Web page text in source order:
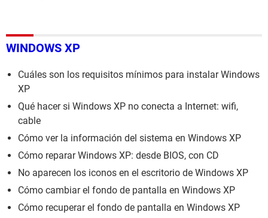
WINDOWS XP
Cuáles son los requisitos mínimos para instalar Windows
XP
Qué hacer si Windows XP no conecta a Internet: wifi,
cable
Cómo ver la información del sistema en Windows XP
Cómo reparar Windows XP: desde BIOS, con CD
No aparecen los iconos en el escritorio de Windows XP
Cómo cambiar el fondo de pantalla en Windows XP
Cómo recuperar el fondo de pantalla en Windows XP